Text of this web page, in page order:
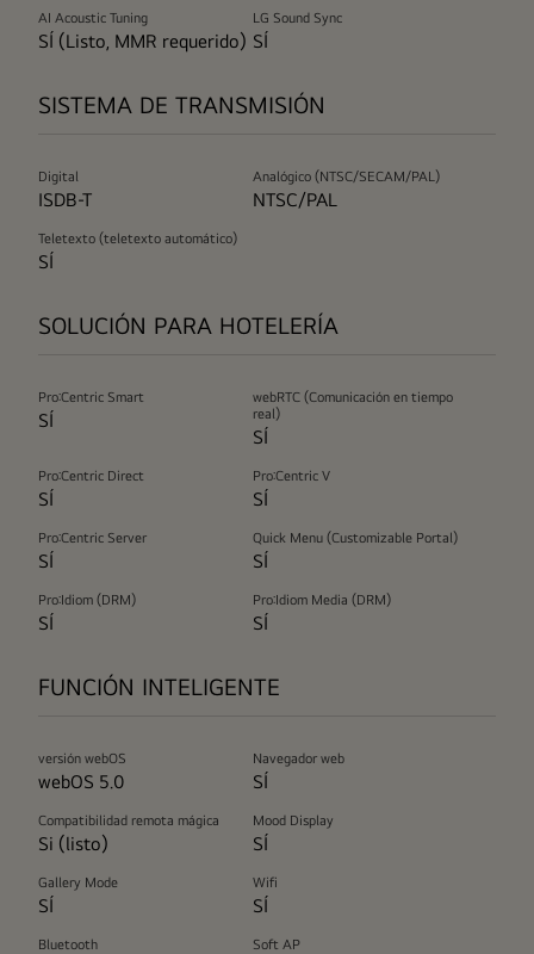
AI Acoustic Tuning
SÍ (Listo, MMR requerido)
LG Sound Sync
SÍ
SISTEMA DE TRANSMISIÓN
Digital
ISDB-T
Analógico (NTSC/SECAM/PAL)
NTSC/PAL
Teletexto (teletexto automático)
SÍ
SOLUCIÓN PARA HOTELERÍA
Pro:Centric Smart
SÍ
webRTC (Comunicación en tiempo
real)
SÍ
Pro:Centric Direct
SÍ
Pro:Centric V
SÍ
Pro:Centric Server
SÍ
Quick Menu (Customizable Portal)
SÍ
Pro:Idiom (DRM)
SÍ
Pro:Idiom Media (DRM)
SÍ
FUNCIÓN INTELIGENTE
versión webOS
webOS 5.0
Navegador web
SÍ
Compatibilidad remota mágica
Si (listo)
Mood Display
SÍ
Gallery Mode
SÍ
Wifi
SÍ
Bluetooth Soft AP